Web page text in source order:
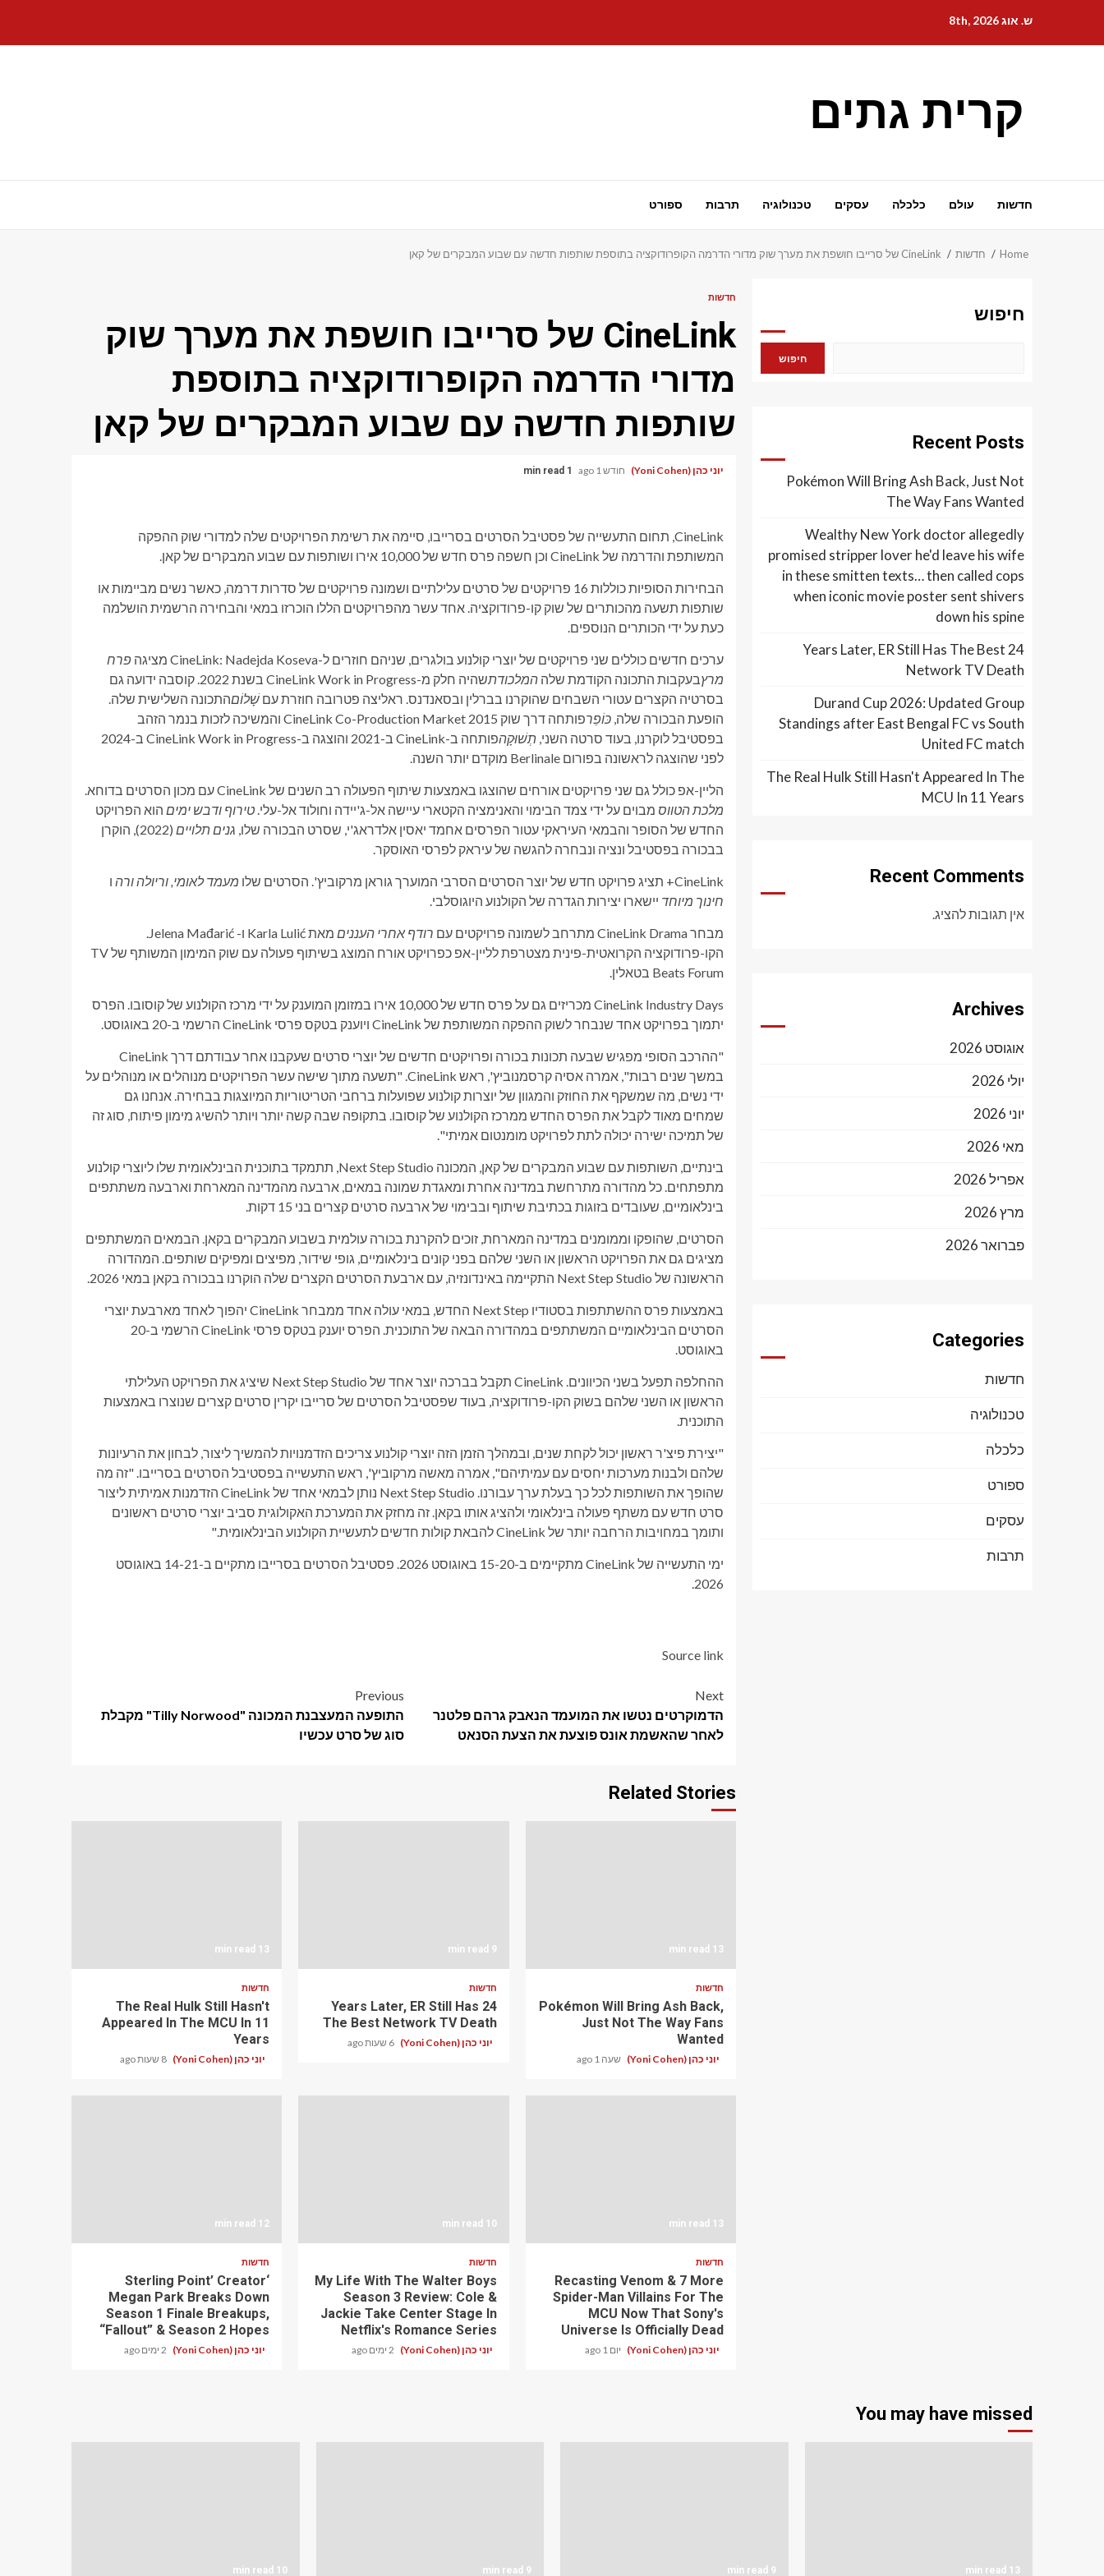
content
ש. אוג 8th, 2026
קרית גתים
חדשות עולם כלכלה עסקים טכנולוגיה תרבות ספורט
Home חדשות CineLink של סרייבו חושפת את מערך שוק מדורי הדרמה הקופרודוקציה בתוספת שותפות חדשה עם שבוע המבקרים של קאן
חדשות
CineLink של סרייבו חושפת את מערך שוק
מדורי הדרמה הקופרודוקציה בתוספת
שותפות חדשה עם שבוע המבקרים של קאן
יוני כהן (Yoni Cohen) חודש 1 ago 1 min read
CineLink, תחום התעשייה של פסטיבל הסרטים בסרייבו, סיימה את רשימת הפרויקטים שלה למדורי שוק ההפקה
המשותפת והדרמה של CineLink וכן חשפה פרס חדש של 10,000 אירו ושותפות עם שבוע המבקרים של קאן.
הבחירות הסופיות כוללות 16 פרויקטים של סרטים עלילתיים ושמונה פרויקטים של סדרות דרמה, כאשר נשים מביימות או
שותפות תשעה מהכותרים של שוק קו-פרודוקציה. אחד עשר מהפרויקטים הללו הוכרזו במאי והבחירה הרשמית הושלמה
כעת על ידי הכותרים הנוספים.
ערכים חדשים כוללים שני פרויקטים של יוצרי קולנוע בולגרים, שניהם חוזרים ל-CineLink: Nadejda Koseva מציגה
פרח
מרץבעקבות התכונה הקודמת שלה המלכודת
שהיה חלק מ-CineLink Work in Progress בשנת 2022. קוסבה ידועה גם
בסרטיה הקצרים עטורי השבחים שהוקרנו בברלין ובסאנדנס. ראליצה פטרובה חוזרת עםשָׁלוֹםהתכונה השלישית שלה.
הופעת הבכורה שלה, כּוֹפֵר
פותחה דרך שוק CineLink Co-Production Market 2015 והמשיכה לזכות בנמר הזהב
בפסטיבל לוקרנו, בעוד סרטה השני, תְשׁוּקָה
פותחה ב-CineLink ב-2021 והוצגה ב-CineLink Work in Progress ב-2024
לפני שהוצגה לראשונה בפורום Berlinale מוקדם יותר השנה.
הליין-אפ כולל גם שני פרויקטים אורחים שהוצגו באמצעות שיתוף הפעולה רב השנים של CineLink עם מכון הסרטים בדוחא.
מלכת הטווס מבוים על ידי צמד הבימוי והאנימציה הקטארי עיישה אל-ג'יידה וחולוד אל-עלי. טירוף ודבש ימים הוא הפרויקט
החדש של הסופר והבמאי העיראקי עטור הפרסים אחמד יאסין אלדראג'י, שסרט הבכורה שלו, גנים תלויים
(2022), הוקרן
בבכורה בפסטיבל ונציה ונבחרה להגשה של עיראק לפרסי האוסקר.
CineLink+ תציג פרויקט חדש של יוצר הסרטים הסרבי המוערך גוראן מרקוביץ'. הסרטים שלו מעמד לאומי, וריולה ורה ו
חינוך מיוחד יישארו יצירות הגדרה של הקולנוע היוגוסלבי.
מבחר CineLink Drama מתרחב לשמונה פרויקטים עם רודף אחרי העננים
מאת Karla Lulić ו- Jelena Mađarić.
הקו-פרודוקציה הקרואטית-פינית מצטרפת לליין-אפ כפרויקט אורח המוצג בשיתוף פעולה עם שוק המימון המשותף של TV
Beats Forum בטאלין.
CineLink Industry Days מכריזים גם על פרס חדש של 10,000 אירו במזומן המוענק על ידי מרכז הקולנוע של קוסובו. הפרס
יתמוך בפרויקט אחד שנבחר לשוק ההפקה המשותפת של CineLink ויוענק בטקס פרסי CineLink הרשמי ב-20 באוגוסט.
"ההרכב הסופי מפגיש שבעה תכונות בכורה ופרויקטים חדשים של יוצרי סרטים שעקבנו אחר עבודתם דרך CineLink
במשך שנים רבות", אמרה אסיה קרסמנוביץ', ראש CineLink. "תשעה מתוך שישה עשר הפרויקטים מנוהלים או מנוהלים על
ידי נשים, מה שמשקף את החוזק והמגוון של יוצרות קולנוע שפועלות ברחבי הטריטוריות המיוצגות בבחירה. אנחנו גם
שמחים מאוד לקבל את הפרס החדש ממרכז הקולנוע של קוסובו. בתקופה שבה קשה יותר ויותר להשיג מימון פיתוח, סוג זה
של תמיכה ישירה יכולה לתת לפרויקט מומנטום אמיתי".
בינתיים, השותפות עם שבוע המבקרים של קאן, המכונה Next Step Studio, תתמקד בתוכנית הבינלאומית שלו ליוצרי קולנוע
מתפתחים. כל מהדורה מתרחשת במדינה אחרת ומאגדת שמונה במאים, ארבעה מהמדינה המארחת וארבעה משתתפים
בינלאומיים, שעובדים בזוגות בכתיבת שיתוף ובבימוי של ארבעה סרטים קצרים בני 15 דקות.
הסרטים, שהופקו וממומנים במדינה המארחת, זוכים להקרנת בכורה עולמית בשבוע המבקרים בקאן. הבמאים המשתתפים
מציגים גם את הפרויקט הראשון או השני שלהם בפני קונים בינלאומיים, גופי שידור, מפיצים ומפיקים שותפים. המהדורה
הראשונה של Next Step Studio התקיימה באינדונזיה, עם ארבעת הסרטים הקצרים שלה הוקרנו בבכורה בקאן במאי 2026.
באמצעות פרס ההשתתפות בסטודיו Next Step החדש, במאי עולה אחד ממבחר CineLink יהפוך לאחד מארבעת יוצרי
הסרטים הבינלאומיים המשתתפים במהדורה הבאה של התוכנית. הפרס יוענק בטקס פרסי CineLink הרשמי ב-20
באוגוסט.
ההחלפה תפעל בשני הכיוונים. CineLink תקבל בברכה יוצר אחד של Next Step Studio שיציג את הפרויקט העלילתי
הראשון או השני שלהם בשוק הקו-פרודוקציה, בעוד שפסטיבל הסרטים של סרייבו יקרין סרטים קצרים שנוצרו באמצעות
התוכנית.
"יצירת פיצ'ר ראשון יכול לקחת שנים, ובמהלך הזמן הזה יוצרי קולנוע צריכים הזדמנויות להמשיך ליצור, לבחון את הרעיונות
שלהם ולבנות מערכות יחסים עם עמיתיהם", אמרה מאשה מרקוביץ', ראש התעשייה בפסטיבל הסרטים בסרייבו. "זה מה
שהופך את השותפות לכל כך בעלת ערך עבורנו. Next Step Studio נותן לבמאי אחד של CineLink הזדמנות אמיתית ליצור
סרט חדש עם משתף פעולה בינלאומי ולהציג אותו בקאן. זה מחזק את המערכת האקולוגית סביב יוצרי סרטים ראשונים
ותומך במחויבות הרחבה יותר של CineLink להבאת קולות חדשים לתעשיית הקולנוע הבינלאומית."
ימי התעשייה של CineLink מתקיימים ב-15-20 באוגוסט 2026. פסטיבל הסרטים בסרייבו מתקיים ב-14-21 באוגוסט
2026.
Source link
Post
navigation
Previous
התופעה המעצבנת המכונה "Tilly Norwood" מקבלת
סוג של סרט עכשיו
Next
הדמוקרטים נטשו את המועמד הנאבק גרהם פלטנר
לאחר שהאשמת אונס פוצעת את הצעת הסנאט
Related Stories
13 min read
חדשות
Pokémon Will Bring Ash Back,
Just Not The Way Fans
Wanted
יוני כהן (Yoni Cohen) שעה 1 ago
9 min read
חדשות
24 Years Later, ER Still Has
The Best Network TV Death
יוני כהן (Yoni Cohen) 6 שעות ago
13 min read
חדשות
The Real Hulk Still Hasn't
Appeared In The MCU In 11
Years
יוני כהן (Yoni Cohen) 8 שעות ago
13 min read
חדשות
Recasting Venom & 7 More
Spider-Man Villains For The
MCU Now That Sony's
Universe Is Officially Dead
יוני כהן (Yoni Cohen) יום 1 ago
10 min read
חדשות
My Life With The Walter Boys
Season 3 Review: Cole &
Jackie Take Center Stage In
Netflix's Romance Series
יוני כהן (Yoni Cohen) 2 ימים ago
12 min read
חדשות
‘Sterling Point’ Creator
Megan Park Breaks Down
Season 1 Finale Breakups,
“Fallout” & Season 2 Hopes
יוני כהן (Yoni Cohen) 2 ימים ago
חיפוש
חיפוש
Recent Posts
Pokémon Will Bring Ash Back, Just Not
The Way Fans Wanted
Wealthy New York doctor allegedly
promised stripper lover he'd leave his wife
in these smitten texts… then called cops
when iconic movie poster sent shivers
down his spine
24 Years Later, ER Still Has The Best
Network TV Death
Durand Cup 2026: Updated Group
Standings after East Bengal FC vs South
United FC match
The Real Hulk Still Hasn't Appeared In The
MCU In 11 Years
Recent Comments
אין תגובות להציג.
Archives
אוגוסט 2026
יולי 2026
יוני 2026
מאי 2026
אפריל 2026
מרץ 2026
פברואר 2026
Categories
חדשות
טכנולוגיה
כלכלה
ספורט
עסקים
תרבות
You may have missed
13 min read
9 min read
9 min read
10 min read